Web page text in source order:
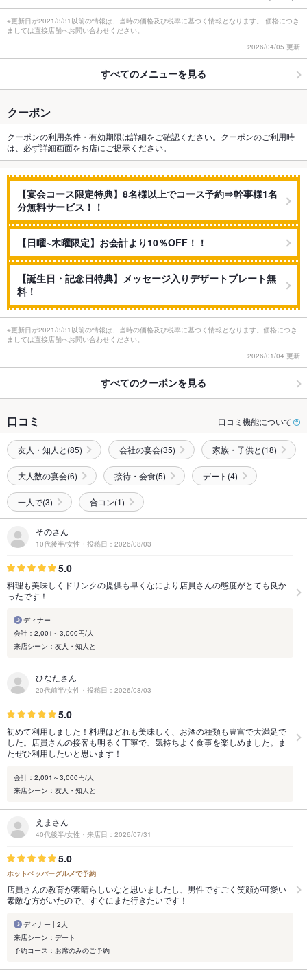
※更新日が2021/3/31以前の情報は、当時の価格及び税率に基づく情報となります。 価格につき
ましては直接店舗へお問い合わせください。
2026/04/05 更新
すべてのメニューを見る
クーポン
クーポンの利用条件・有効期限は詳細をご確認ください。クーポンのご利用時
は、必ず詳細画面をお店にご提示ください。
【宴会コース限定特典】8名様以上でコース予約⇒幹事様1名
分無料サービス！！
【日曜~木曜限定】お会計より10％OFF！！
【誕生日・記念日特典】メッセージ入りデザートプレート無
料！
※更新日が2021/3/31以前の情報は、当時の価格及び税率に基づく情報となります。価格につき
ましては直接店舗へお問い合わせください。
2026/01/04 更新
すべてのクーポンを見る
口コミ 口コミ機能について
友人・知人と(85) 会社の宴会(35) 家族・子供と(18)
大人数の宴会(6) 接待・会食(5) デート(4)
一人で(3) 合コン(1)
そのさん
10代後半/女性・投稿日：2026/08/03
5.0
料理も美味しくドリンクの提供も早くなにより店員さんの態度がとても良か
ったです！
ディナー
会計：2,001～3,000円/人
来店シーン：友人・知人と
ひなたさん
20代前半/女性・投稿日：2026/08/03
5.0
初めて利用しました！料理はどれも美味しく、お酒の種類も豊富で大満足で
した。店員さんの接客も明るく丁寧で、気持ちよく食事を楽しめました。ま
たぜひ利用したいと思います！
会計：2,001～3,000円/人
来店シーン：友人・知人と
えまさん
40代後半/女性・来店日：2026/07/31
5.0
ホットペッパーグルメで予約
店員さんの教育が素晴らしいなと思いましたし、男性ですごく笑顔が可愛い
素敵な方がいたので、すぐにまた行きたいです！
ディナー | 2人
来店シーン：デート
予約コース：お席のみのご予約